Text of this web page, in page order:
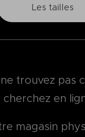
Les tailles
trouvez pas
cherchez en
magasin